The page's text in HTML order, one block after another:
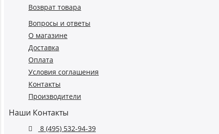
Возврат товара
Вопросы и ответы
О магазине
Доставка
Оплата
Условия соглашения
Контакты
Производители
Наши Контакты
8 (495) 532-94-39